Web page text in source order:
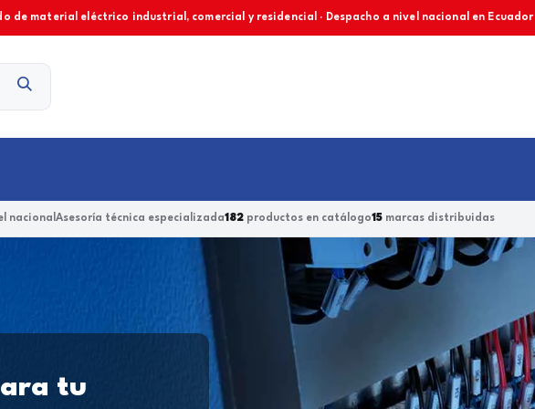
de material eléctrico industrial, comercial y residencial · Despacho a nivel nacional en Ecuador
nacional Asesoría técnica especializada182productos en catálogo15marcas distribuidas
tu